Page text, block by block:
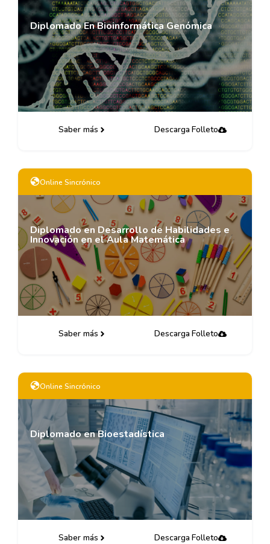
Diplomado En Bioinformática Genómica
Saber más Descarga Folleto
Online Sincrónico
Diplomado en Desarrollo de Habilidades e
Innovación en el Aula Matemática
Saber más Descarga Folleto
Online Sincrónico
Diplomado en Bioestadística
Saber más Descarga Folleto